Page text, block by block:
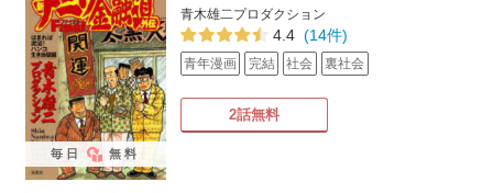
青木雄二プロダクション
4.4 (14件)
青年漫画 完結 社会 裏社会
2話無料
毎日 無料